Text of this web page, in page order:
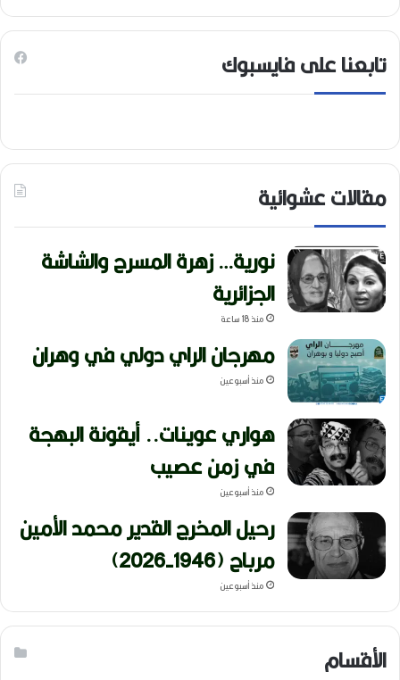
تابعنا على فايسبوك
مقالات عشوائية
نورية… زهرة المسرح والشاشة
الجزائرية
منذ 18 ساعة
مهرجان الراي دولي في وهران
منذ أسبوعين
هواري عوينات.. أيقونة البهجة
في زمن عصيب
منذ أسبوعين
رحيل المخرج القدير محمد الأمين
مرباح (1946-2026)
منذ أسبوعين
الأقسام